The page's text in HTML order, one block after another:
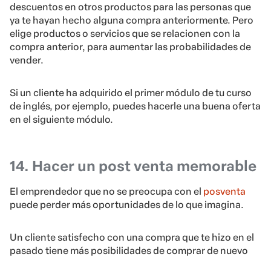
descuentos en otros productos para las personas que
ya te hayan hecho alguna compra anteriormente. Pero
elige productos o servicios que se relacionen con la
compra anterior, para aumentar las probabilidades de
vender.
Si un cliente ha adquirido el primer módulo de tu curso
de inglés, por ejemplo, puedes hacerle una buena oferta
en el siguiente módulo.
14. Hacer un post venta memorable
El emprendedor que no se preocupa con el posventa
puede perder más oportunidades de lo que imagina.
Un cliente satisfecho con una compra que te hizo en el
pasado tiene más posibilidades de comprar de nuevo